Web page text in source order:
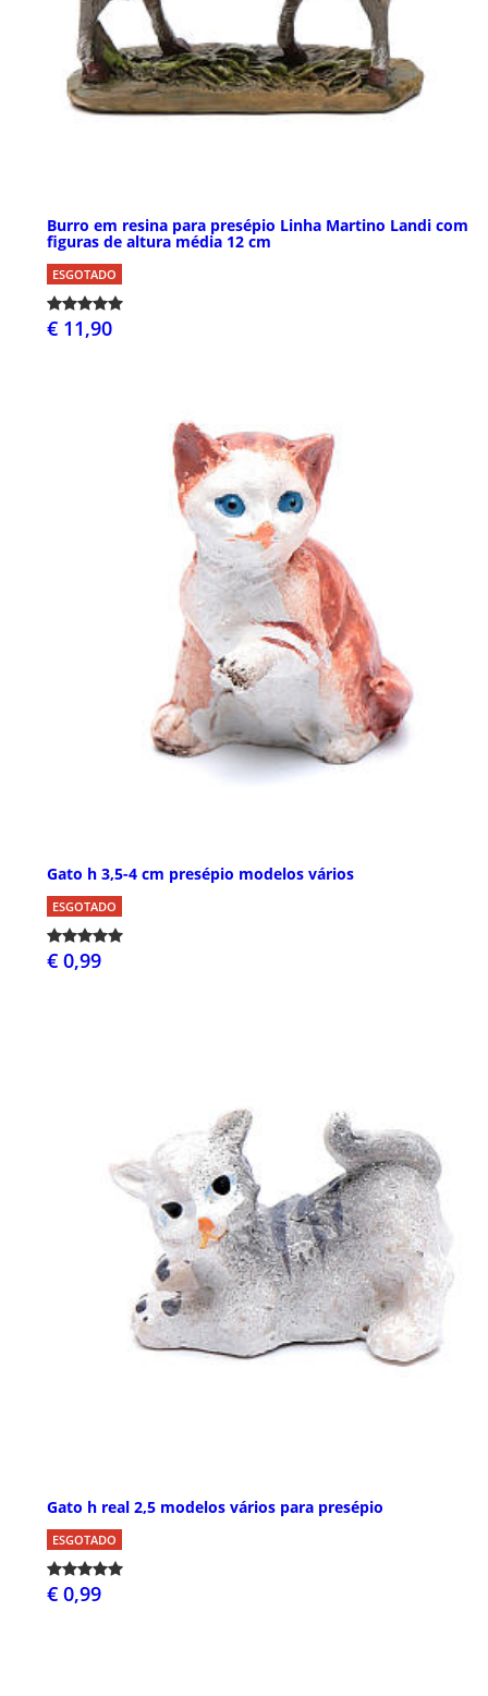
Burro em resina para presépio Linha Martino Landi com
figuras de altura média 12 cm
ESGOTADO
€ 11,90
Gato h 3,5-4 cm presépio modelos vários
ESGOTADO
€ 0,99
Gato h real 2,5 modelos vários para presépio
ESGOTADO
€ 0,99